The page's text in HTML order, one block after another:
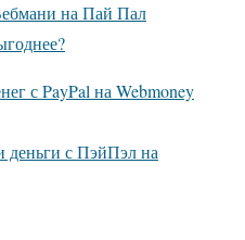
на Пай Пал
с PayPal на Webmoney
деньги с ПэйПэл на